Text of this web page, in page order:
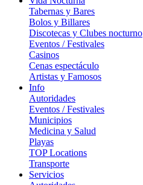
Tabernas y Bares
Bolos y Billares
Discotecas y Clubes nocturno
Eventos / Festivales
Casinos
Cenas espectáculo
Artistas y Famosos
Info
Autoridades
Eventos / Festivales
Municipios
Medicina y Salud
Playas
TOP Locations
Transporte
Servicios